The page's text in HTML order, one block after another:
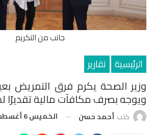
جانب من التكريم
الرئيسية تقارير
وزير الصحة يكرم فرق التمريض
ويوجه بصرف مكافآت مالية
كتب أحمد حسن الخميس 6 أغسطس, 2026 12:21 م